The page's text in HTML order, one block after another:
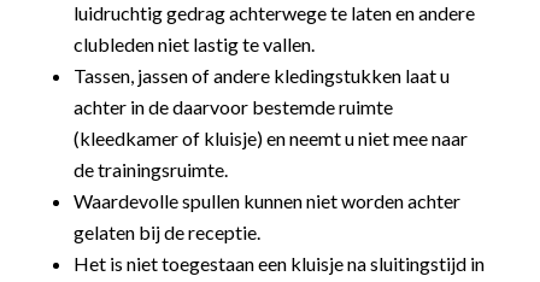
luidruchtig gedrag achterwege te laten en andere
clubleden niet lastig te vallen.
Tassen, jassen of andere kledingstukken laat u
achter in de daarvoor bestemde ruimte
(kleedkamer of kluisje) en neemt u niet mee naar
de trainingsruimte.
Waardevolle spullen kunnen niet worden achter
gelaten bij de receptie.
Het is niet toegestaan een kluisje na sluitingstijd in